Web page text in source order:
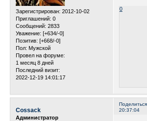
Зарегистрирован: 2012-10-02
Приглашений: 0
Сообщений: 2833
Уважение: [+634/-0]
Позитив: [+668/-0]
Пол: Мужской
Провел на форуме:
1 месяц 8 дней
Последний визит:
2022-12-19 14:01:17
0
Поделиться
20:37:04
Cossack
Администратор